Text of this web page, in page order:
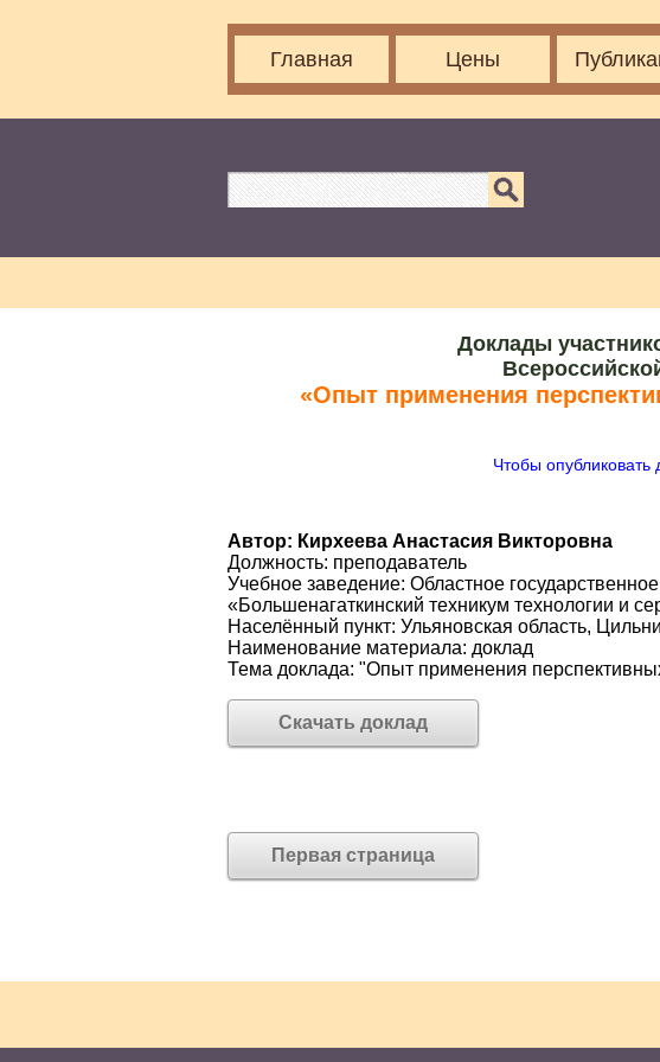
Главная Цены
Доклады
«Опыт применения
Чтобы
Автор: Кирхеева Анастасия Викторовна
Должность: преподаватель
Учебное заведение: Областное
«Большенагаткинский техникум технологии и
Населённый пункт: Ульяновская область,
Наименование материала: доклад
Тема доклада: "Опыт применения
Скачать доклад
Первая страница